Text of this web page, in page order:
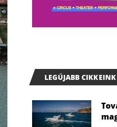
LEGÚJABB CIKKEINK